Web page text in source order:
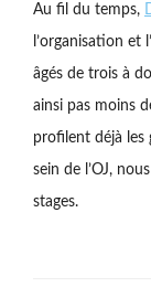
Au fil du temps,
l’organisation et
âgés de trois à
ainsi pas moins
profilent déjà les
sein de l’OJ,
stages.